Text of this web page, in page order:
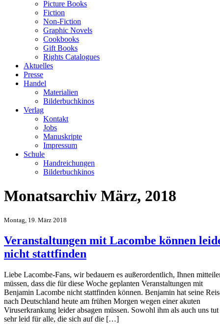
Picture Books
Fiction
Non-Fiction
Graphic Novels
Cookbooks
Gift Books
Rights Catalogues
Aktuelles
Presse
Handel
Materialien
Bilderbuchkinos
Verlag
Kontakt
Jobs
Manuskripte
Impressum
Schule
Handreichungen
Bilderbuchkinos
Monatsarchiv März, 2018
Montag, 19. März 2018
Veranstaltungen mit Lacombe können
nicht stattfinden
Liebe Lacombe-Fans, wir bedauern es außerordentlich, Ihnen
müssen, dass die für diese Woche geplanten Veranstaltungen mit
Benjamin Lacombe nicht stattfinden können. Benjamin hat seine
nach Deutschland heute am frühen Morgen wegen einer akuten
Viruserkrankung leider absagen müssen. Sowohl ihm als auch uns tut
sehr leid für alle, die sich auf die […]